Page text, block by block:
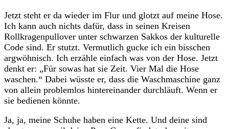
Jetzt steht er da wieder im Flur und glotzt auf meine Hose.
Ich kann auch nichts dafür, dass in seinen Kreisen
Rollkragenpullover unter schwarzen Sakkos der kulturelle
Code sind. Er stutzt. Vermutlich gucke ich ein bisschen
argwöhnisch. Ich erzähle einfach was von der Hose. Jetzt
denkt er: „Für sowas hat sie Zeit. Vier Mal die Hose
waschen.“ Dabei wüsste er, dass die Waschmaschine ganz
von allein problemlos hintereinander durchläuft. Wenn er
sie bedienen könnte.
Ja, ja, meine Schuhe haben eine Kette. Und deine sind